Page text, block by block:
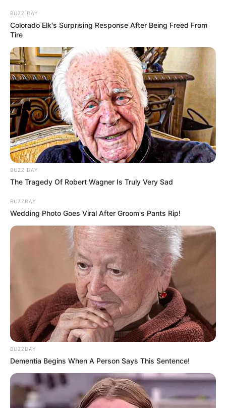
BUZZ DAY
Colorado Elk's Surprising Response After Being Freed From
Tire
BUZZ DAY
The Tragedy Of Robert Wagner Is Truly Very Sad
BUZZDAY
Wedding Photo Goes Viral After Groom's Pants Rip!
BUZZDAY
Dementia Begins When A Person Says This Sentence!